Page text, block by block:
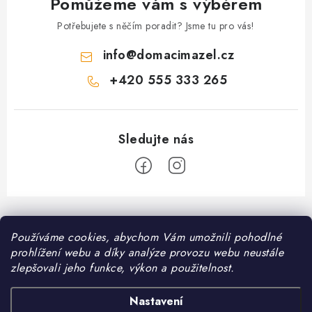
Používáme cookies, abychom Vám umožnili pohodlné
prohlížení webu a díky analýze provozu webu neustále
zlepšovali jeho funkce, výkon a použitelnost.
Nastavení
Potřebujete s něčím poradit? Jsme tu pro vás!
info@domacimazel.cz
+420 555 333 265
Z
á
Informace pro vás
Kontakt
Možnosti dopravy
❤️ Oblíbené kategorie